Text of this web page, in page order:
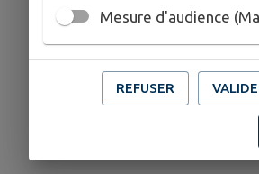
Mesure d'audience
REFUSER